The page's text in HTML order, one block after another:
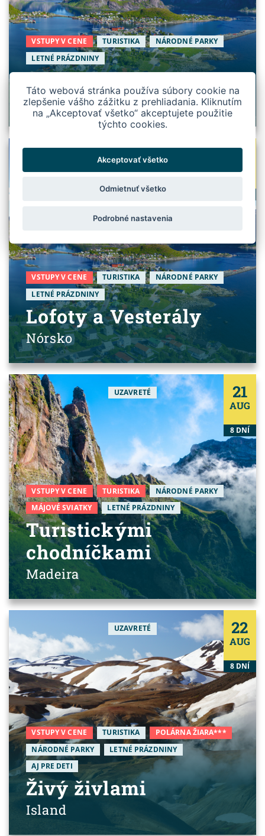
VSTUPY V CENE TURISTIKA
NÁRODNÉ PARKY
LETNÉ PRÁZDNINY
Lofoty a Vesterály
Nórsko
UZAVRETÉ 19
AUG
VSTUPY V CENE TURISTIKA
NÁRODNÉ PARKY
LETNÉ PRÁZDNINY
Lofoty a Vesterály
Nórsko
UZAVRETÉ 21
AUG
8 DNÍ
VSTUPY V CENE TURISTIKA
NÁRODNÉ PARKY
MÁJOVÉ SVIATKY
LETNÉ PRÁZDNINY
Turistickými
chodníčkami
Madeira
UZAVRETÉ 22
AUG
8 DNÍ
VSTUPY V CENE TURISTIKA
POLÁRNA ŽIARA***
NÁRODNÉ PARKY
LETNÉ PRÁZDNINY
AJ PRE DETI
Živý živlami
Island
Táto webová stránka používa súbory cookie na
zlepšenie vášho zážitku z prehliadania. Kliknutím
na „Akceptovať všetko“ akceptujete použitie
týchto cookies.
Akceptovať všetko
Odmietnuť všetko
Podrobné nastavenia